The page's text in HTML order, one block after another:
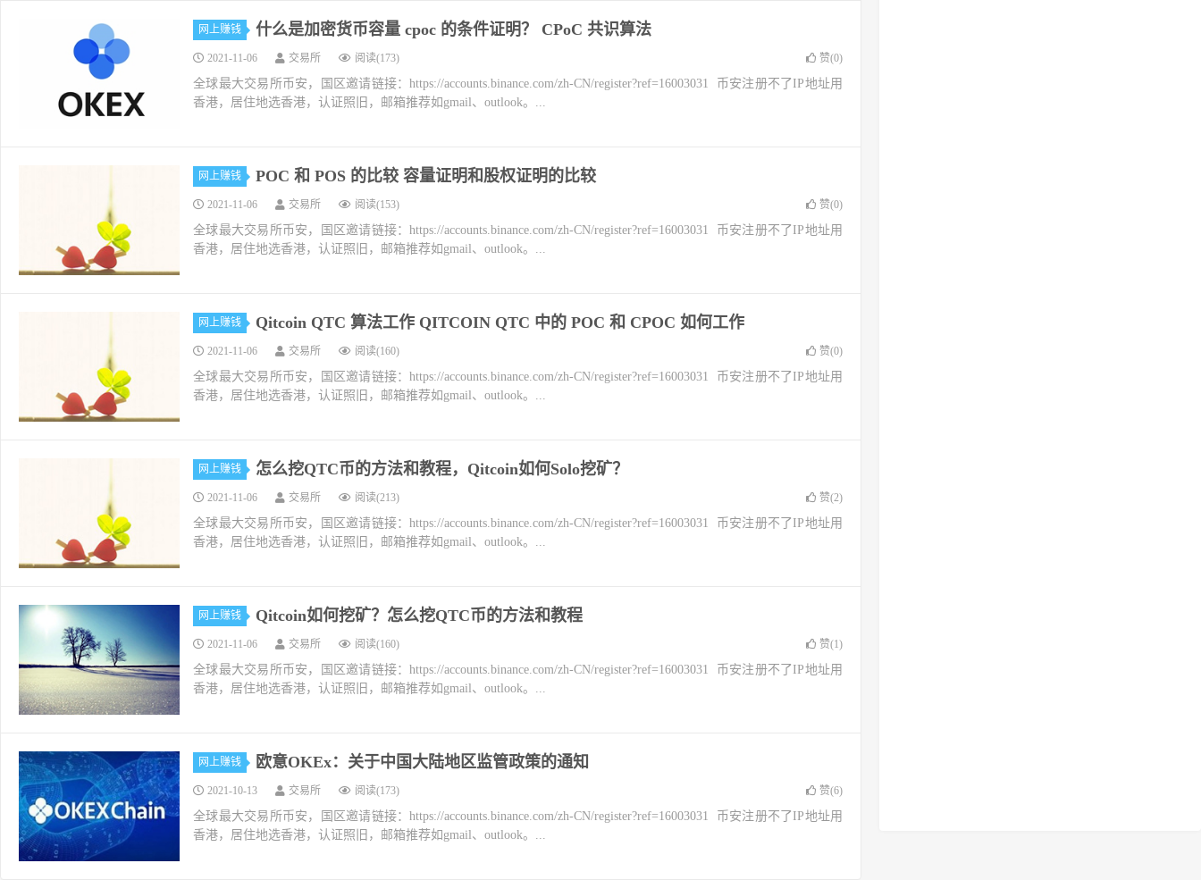
网上赚钱 什么是加密货币容量 cpoc 的条件证明？ CPoC 共识算法
2021-11-06 交易所 阅读(173) 赞(0)
全球最大交易所币安，国区邀请链接：https://accounts.binance.com/zh-CN/register?ref=16003031 币安注册不了IP地址用
香港，居住地选香港，认证照旧，邮箱推荐如gmail、outlook。...
网上赚钱 POC 和 POS 的比较 容量证明和股权证明的比较
2021-11-06 交易所 阅读(153) 赞(0)
全球最大交易所币安，国区邀请链接：https://accounts.binance.com/zh-CN/register?ref=16003031 币安注册不了IP地址用
香港，居住地选香港，认证照旧，邮箱推荐如gmail、outlook。...
网上赚钱 Qitcoin QTC 算法工作 QITCOIN QTC 中的 POC 和 CPOC 如何工作
2021-11-06 交易所 阅读(160) 赞(0)
全球最大交易所币安，国区邀请链接：https://accounts.binance.com/zh-CN/register?ref=16003031 币安注册不了IP地址用
香港，居住地选香港，认证照旧，邮箱推荐如gmail、outlook。...
网上赚钱 怎么挖QTC币的方法和教程，Qitcoin如何Solo挖矿？
2021-11-06 交易所 阅读(213) 赞(2)
全球最大交易所币安，国区邀请链接：https://accounts.binance.com/zh-CN/register?ref=16003031 币安注册不了IP地址用
香港，居住地选香港，认证照旧，邮箱推荐如gmail、outlook。...
网上赚钱 Qitcoin如何挖矿？怎么挖QTC币的方法和教程
2021-11-06 交易所 阅读(160) 赞(1)
全球最大交易所币安，国区邀请链接：https://accounts.binance.com/zh-CN/register?ref=16003031 币安注册不了IP地址用
香港，居住地选香港，认证照旧，邮箱推荐如gmail、outlook。...
网上赚钱 欧意OKEx：关于中国大陆地区监管政策的通知
2021-10-13 交易所 阅读(173) 赞(6)
全球最大交易所币安，国区邀请链接：https://accounts.binance.com/zh-CN/register?ref=16003031 币安注册不了IP地址用
香港，居住地选香港，认证照旧，邮箱推荐如gmail、outlook。...